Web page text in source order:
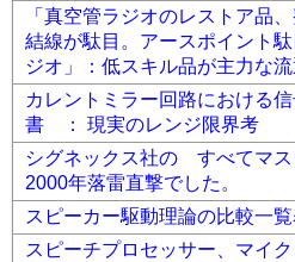
「真空管ラジオのレストア品
結線が駄目。アースポイント
ジオ」：低スキル品が主力な
カレントミラー回路における
書 ： 現実のレンジ限界考
シグネックス社の すべてマス
2000年落雷直撃でした。
スピーカー駆動理論の比較一
スピーチプロセッサー、マイ